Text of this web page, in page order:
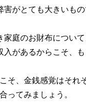
がとても大きいもの
庭のお財布につい
があるからこそ、
そ、金銭感覚はそれ
ってみましょう。